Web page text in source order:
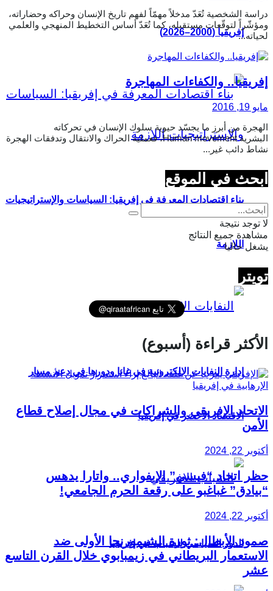
إفريقيا (2000–2026)
بناء اقتصادات المعرفة في إفريقيا: السياسات والإستراتيجيات
اللازمة
إدارة النفايات الإلكترونية في غانا ودورها في دعم مسار
الاقتصاد الأخضر في إفريقيا
الدور السياسي للشباب في إفريقيا
دراسة الشخصية تُعَدّ مدخلاً مهمّاً لفهم تاريخ الإنسان وحراكه وحضاراته،
ومؤشّراً لتوقّعات مستقبله، كما تُعَدّ أساس التخطيط المنهجي والعلمي
لحياته...
إفريقيا.. والكفاءات المهاجرة
مايو 19, 2016
الهجرة من أبرز ما يجسّد حيوية سلوك الإنسان في تحركاته
البشرية Human movement، فعملية الحراك والانتقال وتدفقات الهجرة
نشاط دائب غير...
ابحث في الموقع
لا توجد نتيجة
مشاهدة جميع النتائج
يشغل حاليا
تويتر
الأكثر قراءة (أسبوع)
الاتحاد الإفريقي والشراكات في مجال إصلاح قطاع
الأمن
أكتوبر 22, 2024
حظر اتحاد “فيسي” الإيفواري.. واتارا يدهس
“بيادق” غباغبو على رقعة الحرم الجامعي!
أكتوبر 22, 2024
صمود الأبطال: ثورة الشيمورنجا الأولى ضد
الاستعمار البريطاني في زيمبابوي خلال القرن التاسع
عشر